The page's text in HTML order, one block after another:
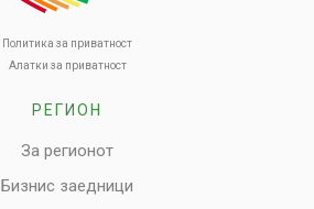
Политика за приватност
Алатки за приватност
РЕГИОН
За регионот
Бизнис заедници